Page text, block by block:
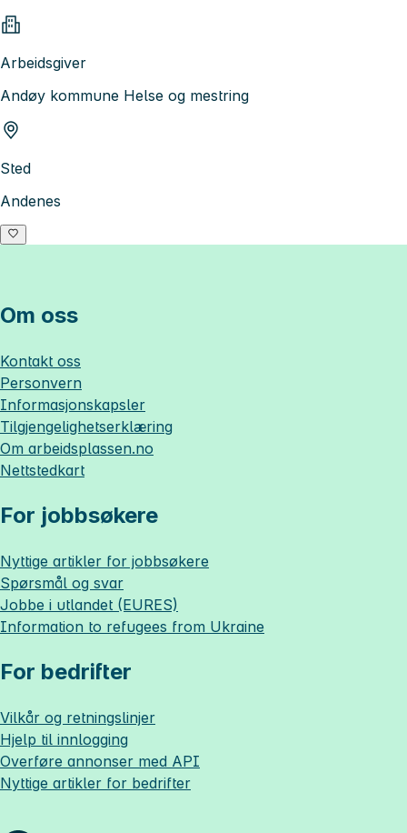
Arbeidsgiver
Andøy kommune Helse og mestring
Sted
Andenes
Om oss
Kontakt oss
Personvern
Informasjonskapsler
Tilgjengelighetserklæring
Om arbeidsplassen.no
Nettstedkart
For jobbsøkere
Nyttige artikler for jobbsøkere
Spørsmål og svar
Jobbe i utlandet (EURES)
Information to refugees from Ukraine
For bedrifter
Vilkår og retningslinjer
Hjelp til innlogging
Overføre annonser med API
Nyttige artikler for bedrifter